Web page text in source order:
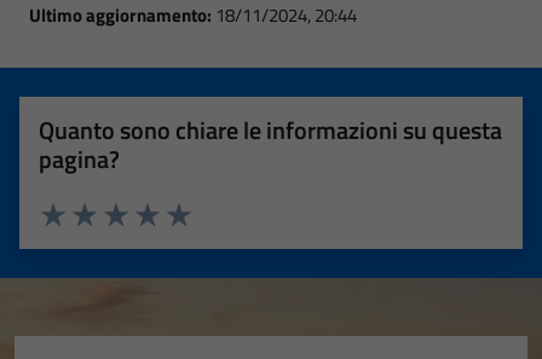
Ultimo aggiornamento: 18/11/2024, 20:44
Quanto sono chiare le informazioni su questa
pagina?
Valuta 5 stelle su 5
Valuta 4 stelle su 5
Valuta 3 stelle su 5
Valuta 2 stelle su 5
Valuta 1 stelle su 5